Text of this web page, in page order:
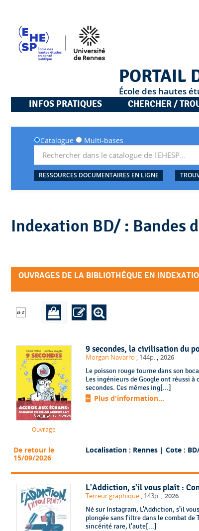
PORTAIL
École des hautes
INFOS PRATIQUES
CHERCHER /
Catalogue Multi-bases
RESSOURCES DOCUMENTAIRES EN LIGNE
Indexation
OUVRAGES DE LA BIBLIOTHÈQUE EN
Ouvrage
9 secondes, la civilisation du
Morgan Navarro , 144p. 2026
Le poisson rouge tourne dans son
Les ingénieurs de Google ont réussi
secondes. Ces mêmes ing[...]
Plus d'information...
De retour le
15/09/2026
Localisation : Rennes | Cote :
L'Addiction, s'il vous plaît :
Terreur graphique , 143p. ,2026
Né sur Instagram, L’Addiction, s’il
plongée sans filtre dans le combat de
sincérité rare, l’aute[...]